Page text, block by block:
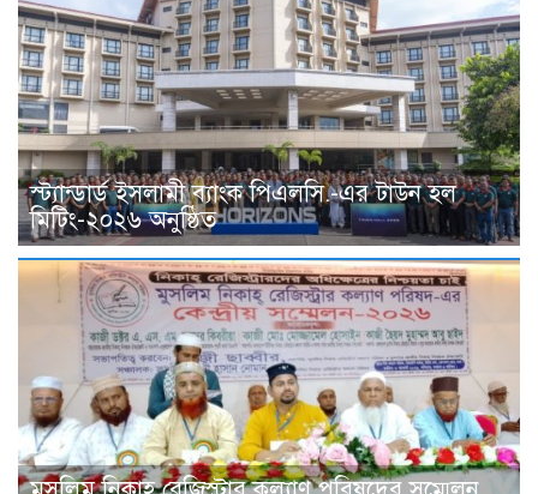
স্ট্যান্ডার্ড ইসলামী ব্যাংক পিএলসি.-এর টাউন হল
মিটিং-২০২৬ অনুষ্ঠিত